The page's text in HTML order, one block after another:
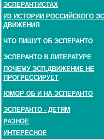
ЭСПЕРАНТИСТАХ
ИЗ ИСТОРИИ РОССИЙСКОГО
ДВИЖЕНИЯ
ЧТО ПИШУТ ОБ ЭСПЕРАНТО
ЭСПЕРАНТО В ЛИТЕРАТУРЕ
ПОЧЕМУ ЭСП.ДВИЖЕНИЕ НЕ
ПРОГРЕССИРУЕТ
ЮМОР ОБ И НА ЭСПЕРАНТО
ЭСПЕРАНТО - ДЕТЯМ
РАЗНОЕ
ИНТЕРЕСНОЕ